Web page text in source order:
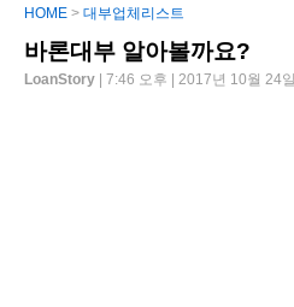
HOME > 대부업체리스트
바론대부 알아볼까요?
LoanStory | 7:46 오후 | 2017년 10월 24일